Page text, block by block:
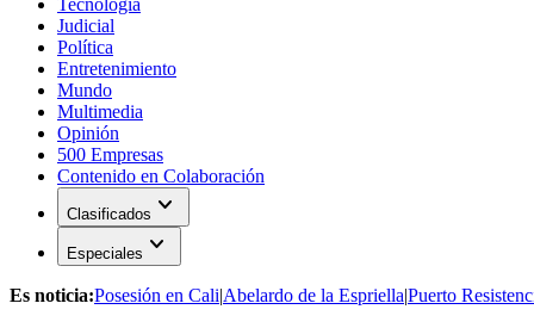
Tecnología
Judicial
Política
Entretenimiento
Mundo
Multimedia
Opinión
500 Empresas
Contenido en Colaboración
Clasificados expand_more
Especiales expand_more
Es noticia:Posesión en Cali|Abelardo de la Espriella|Puerto